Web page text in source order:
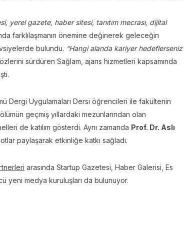
yerel gazete, haber sitesi, tanıtım mecrası, dijital
farklılaşmanın önemine değinerek geleceğin
bulundu. “Hangi alanda kariyer hedeflerseniz
sürdüren Sağlam, ajans hizmetleri kapsamında
Dergi Uygulamaları Dersi öğrencileri ile fakültenin
geçmiş yıllardaki mezunlarından olan
de katılım gösterdi. Aynı zamanda Prof. Dr. Aslı
paylaşarak etkinliğe katkı sağladı.
arasında Startup Gazetesi, Haber Galerisi, Es
yeni medya kuruluşları da bulunuyor.